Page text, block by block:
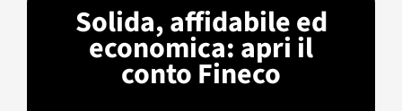
Solida, affidabile ed
economica: apri il
conto Fineco